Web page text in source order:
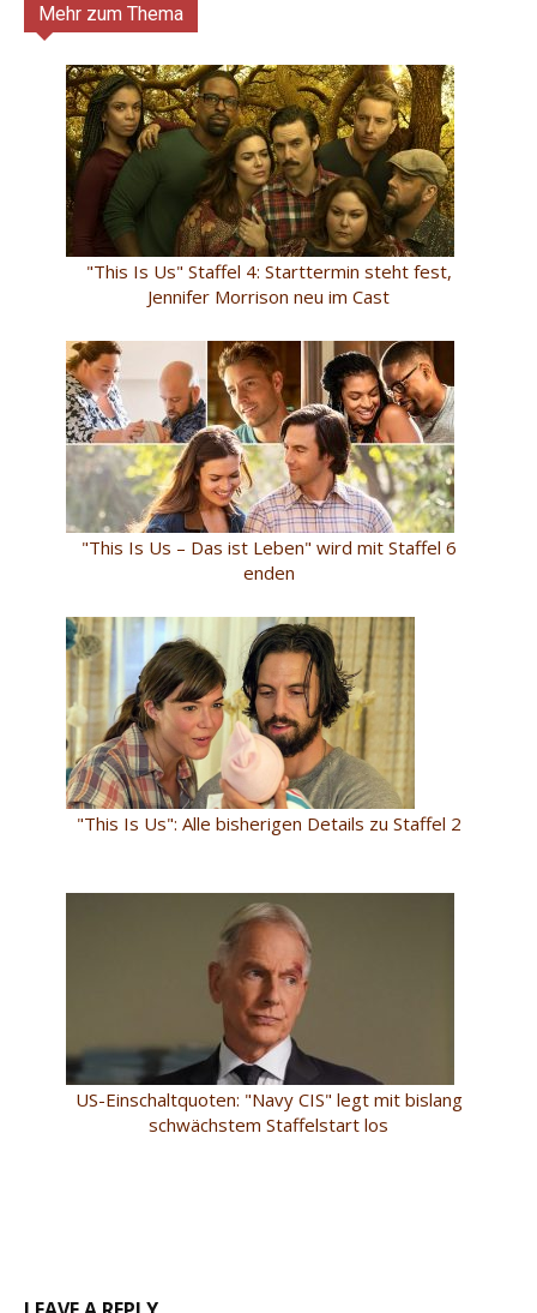
Mehr zum Thema
"This Is Us" Staffel 4: Starttermin steht fest,
Jennifer Morrison neu im Cast
"This Is Us – Das ist Leben" wird mit Staffel 6
enden
"This Is Us": Alle bisherigen Details zu Staffel 2
US-Einschaltquoten: "Navy CIS" legt mit bislang
schwächstem Staffelstart los